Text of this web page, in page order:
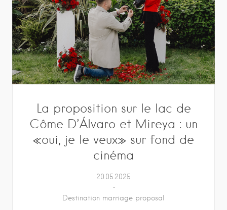
La proposition sur le lac de
Côme D’Álvaro et Mireya : un
«oui, je le veux» sur fond de
cinéma
20.05.2025
Destination marriage proposal